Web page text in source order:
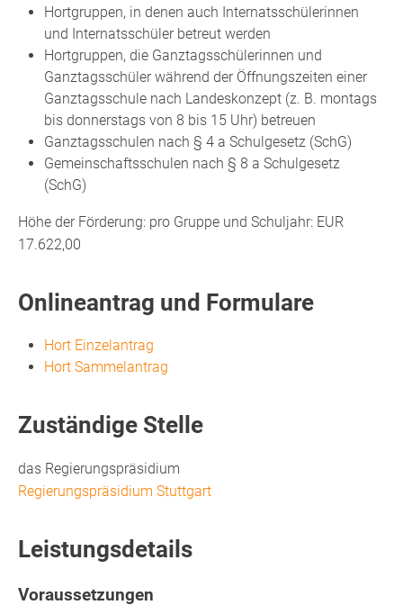
Hortgruppen, in denen auch Internatsschülerinnen
und Internatsschüler betreut werden
Hortgruppen, die Ganztagsschülerinnen und
Ganztagsschüler während der Öffnungszeiten einer
Ganztagsschule nach Landeskonzept (z. B. montags
bis donnerstags von 8 bis 15 Uhr) betreuen
Ganztagsschulen nach § 4 a Schulgesetz (SchG)
Gemeinschaftsschulen nach § 8 a Schulgesetz
(SchG)
Höhe der Förderung: pro Gruppe und Schuljahr: EUR
17.622,00
Onlineantrag und Formulare
Hort Einzelantrag
Hort Sammelantrag
Zuständige Stelle
das Regierungspräsidium
Regierungspräsidium Stuttgart
Leistungsdetails
Voraussetzungen